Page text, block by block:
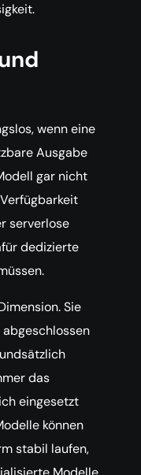
wenn eine
Ausgabe
gar nicht
serverlose
dedizierte
Sie
das
eingesetzt
können
stabil laufen,